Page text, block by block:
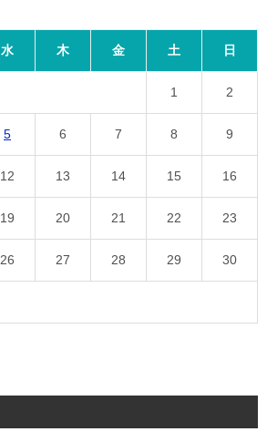
水 木 金 土 日
1 2
5 6 7 8 9
12 13 14 15 16
19 20 21 22 23
26 27 28 29 30